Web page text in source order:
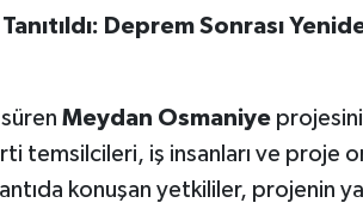
Deprem Sonrası
Meydan Osmaniye
temsilcileri, iş insanları ve proje
konuşan yetkililer, projenin